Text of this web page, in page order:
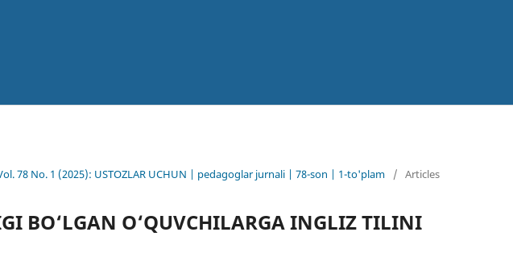
78 No. 1 (2025): USTOZLAR UCHUN | pedagoglar jurnali | 78-son | 1-to'plam / Articles
BО‘LGАN О‘QUVCHILАRGА INGLIZ TILINI